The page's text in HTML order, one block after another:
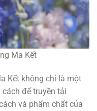
Ma Kết
Kết không chỉ là một
để truyền tải
và phẩm chất của